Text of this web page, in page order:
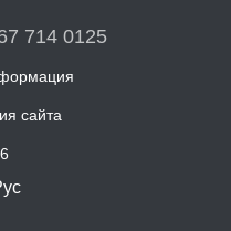
714 0125
сайта